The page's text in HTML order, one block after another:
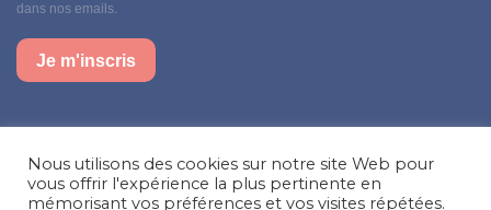
dans nos emails.
Je m'inscris
Facebook
Instagram
LinkedIn
Nous utilisons des cookies sur notre site Web pour
vous offrir l'expérience la plus pertinente en
mémorisant vos préférences et vos visites répétées.